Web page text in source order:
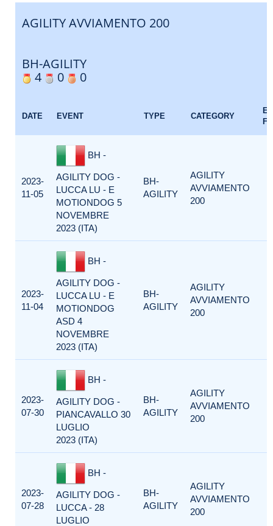
AGILITY AVVIAMENTO 200
BH-AGILITY
4
0 0
DATE EVENT TYPE CATEGORY
2023-
11-05
BH -
AGILITY DOG -
LUCCA LU - E
MOTIONDOG 5
NOVEMBRE
2023 (ITA)
BH-
AGILITY
AGILITY
AVVIAMENTO
200
2023-
11-04
BH -
AGILITY DOG -
LUCCA LU - E
MOTIONDOG
ASD 4
NOVEMBRE
2023 (ITA)
BH-
AGILITY
AGILITY
AVVIAMENTO
200
2023-
07-30
BH -
AGILITY DOG -
PIANCAVALLO 30
LUGLIO
2023 (ITA)
BH-
AGILITY
AGILITY
AVVIAMENTO
200
2023-
07-28
BH -
AGILITY DOG -
LUCCA - 28
LUGLIO
BH-
AGILITY
AGILITY
AVVIAMENTO
200